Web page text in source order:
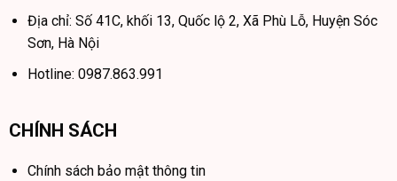
Địa chỉ: Số 41C, khối 13, Quốc lộ 2, Xã Phù Lỗ, Huyện Sóc
Sơn, Hà Nội
Hotline: 0987.863.991
CHÍNH SÁCH
Chính sách bảo mật thông tin